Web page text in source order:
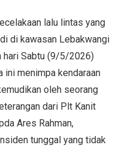
lalu lintas yang
di kawasan Lebakwangi
hari Sabtu (9/5/2026)
menimpa kendaraan
oleh seorang
dari Plt Kanit
Ares Rahman,
tunggal yang tidak